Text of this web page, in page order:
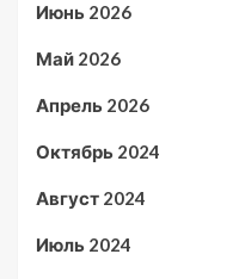
Июнь 2026
Май 2026
Апрель 2026
Октябрь 2024
Август 2024
Июль 2024